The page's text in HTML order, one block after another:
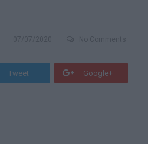
Tweet Google+